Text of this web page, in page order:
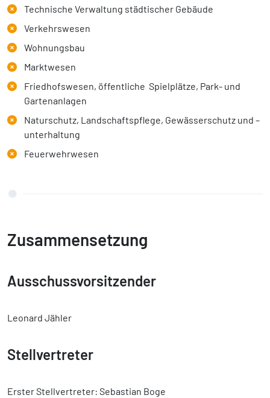
Technische Verwaltung städtischer Gebäude
Verkehrswesen
Wohnungsbau
Marktwesen
Friedhofswesen, öffentliche Spielplätze, Park- und
Gartenanlagen
Naturschutz, Landschaftspflege, Gewässerschutz und –
unterhaltung
Feuerwehrwesen
Zusammensetzung
Ausschussvorsitzender
Leonard Jähler
Stellvertreter
Erster Stellvertreter: Sebastian Boge